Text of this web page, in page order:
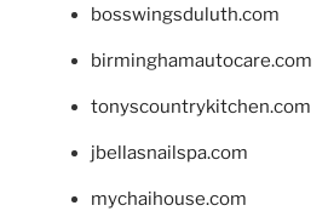
bosswingsduluth.com
birminghamautocare.com
tonyscountrykitchen.com
jbellasnailspa.com
mychaihouse.com